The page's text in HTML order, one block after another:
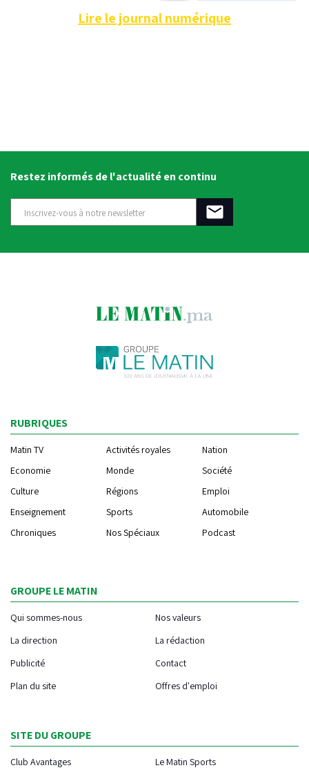
Lire le journal numérique
Restez informés de l'actualité en continu
RUBRIQUES
Matin TV Activités royales
Nation
Economie
Monde
Société
Culture
Régions
Emploi
Enseignement
Sports
Automobile
Chroniques
Nos Spéciaux Podcast
GROUPE LE MATIN
Qui sommes-nous
Nos valeurs
La direction
La rédaction
Publicité
Contact
Plan du site
Offres d'emploi
SITE DU GROUPE
Club Avantages Le Matin Sports